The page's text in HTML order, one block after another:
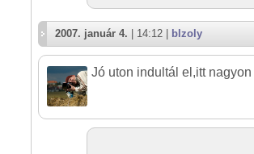
2007. január 4. | 14:12 | blzoly
Jó uton indultál el,itt